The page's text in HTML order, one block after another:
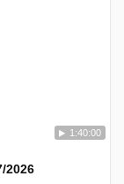
1:40:00
2026